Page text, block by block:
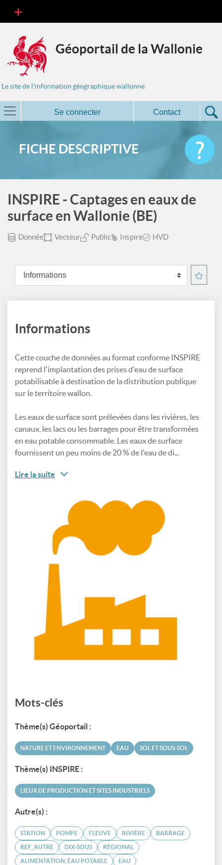
Géoportail de la Wallonie
Le site de l'information géographique wallonne
Se connecter Contact
FICHE DESCRIPTIVE
INSPIRE - Captages en eaux de
surface en Wallonie (BE)
Donnée Vecteur Public Inspire HVD
Informations
Cette couche de données au format conforme INSPIRE
reprend l'implantation des prises d'eau de surface
potabilisable à destination de la distribution publique
sur le territoire wallon.
Les eaux de surface sont prélevées dans les rivières, les
canaux, les lacs ou les barrages pour être transformées
en eau potable consommable. Les eaux de surface
fournissent un peu moins de 20 % de l'eau de di...
Lire la suite
Mots-clés
Thème(s) Géoportail :
NATURE ET ENVIRONNEMENT EAU SOL ET SOUS-SOL
Thème(s) INSPIRE :
LIEUX DE PRODUCTION ET SITES INDUSTRIELS
Autre(s) :
STATION POMPE FLEUVE RIVIÈRE BARRAGE
REF_AUTRE DIX-SOUS RÉGIONAL
ALIMENTATION, EAU POTABLE EAU